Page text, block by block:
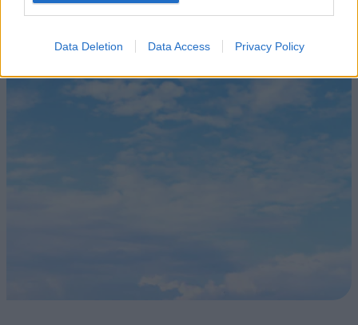
Data Deletion Data Access Privacy Policy